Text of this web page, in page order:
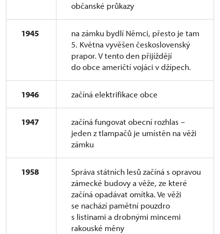
občanské průkazy
1945
na zámku bydlí Němci, přesto je tam
5. Května vyvěšen československý
prapor. V tento den přijíždějí
do obce američtí vojáci v džípech.
1946 začíná elektrifikace obce
1947
začíná fungovat obecní rozhlas –
jeden z tlampačů je umístěn na věži
zámku
1958
Správa státních lesů začíná s opravou
zámecké budovy a věže, ze které
začíná opadávat omítka. Ve věži
se nachází pamětní pouzdro
s listinami a drobnými mincemi
rakouské měny